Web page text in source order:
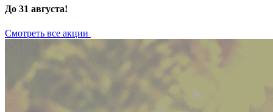
До 31 августа!
Смотреть все акции